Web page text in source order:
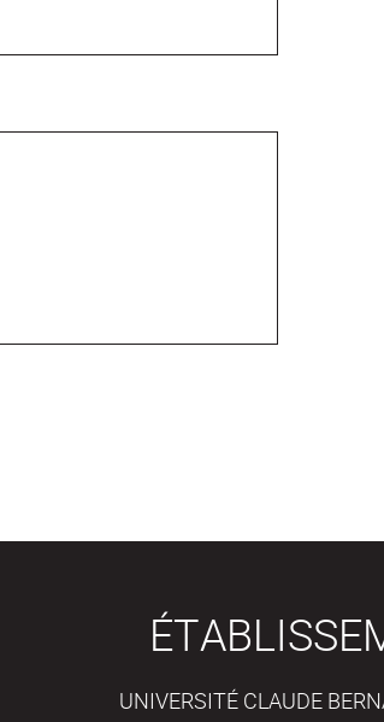
UNIVERSITÉ CLAUDE